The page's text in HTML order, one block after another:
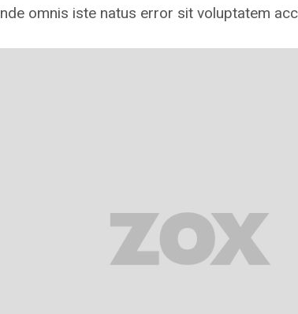
omnis iste natus error sit voluptatem